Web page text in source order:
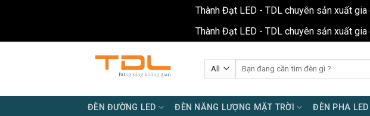
Thành Đạt LED - TDL chuyên sản xuất
Thành Đạt LED - TDL chuyên sản xuất
kiếm:
ĐÈN ĐƯỜNG LED ĐÈN NĂNG LƯỢNG MẶT TRỜI ĐÈN PHA LED